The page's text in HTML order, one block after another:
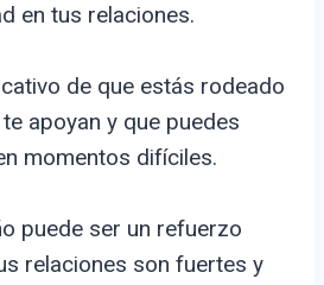
en tus relaciones.
de que estás rodeado
apoyan y que puedes
momentos difíciles.
puede ser un refuerzo
relaciones son fuertes y